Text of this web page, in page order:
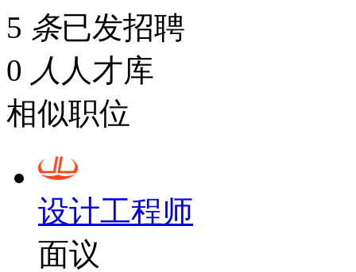
5 条已发招聘
0 人 人才库
相似职位
设计工程师
面议